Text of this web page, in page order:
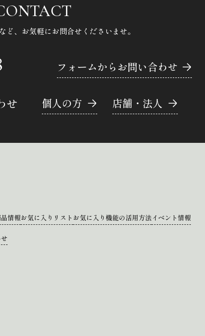
ど、 お気軽にお問合せくださいませ。
フォームからお問い合わせ
せ 個人の方 店舗・法人
情報お気に入りリスト お気に入り機能の活用方法イベント情報